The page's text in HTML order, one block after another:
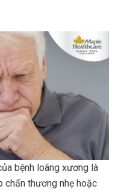
bệnh loãng xương là
chấn thương nhẹ hoặc